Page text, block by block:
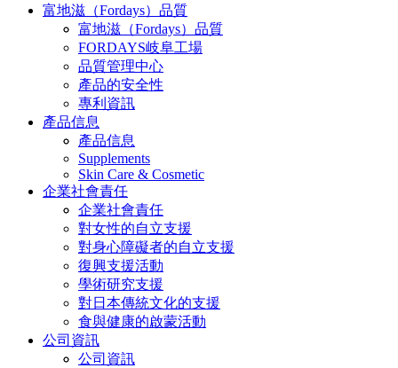
富地滋（Fordays）品質
富地滋（Fordays）品質
FORDAYS岐阜工場
品質管理中心
產品的安全性
專利資訊
產品信息
產品信息
Supplements
Skin Care & Cosmetic
企業社會責任
企業社會責任
對女性的自立支援
對身心障礙者的自立支援
復興支援活動
學術研究支援
對日本傳統文化的支援
食與健康的啟蒙活動
公司資訊
公司資訊